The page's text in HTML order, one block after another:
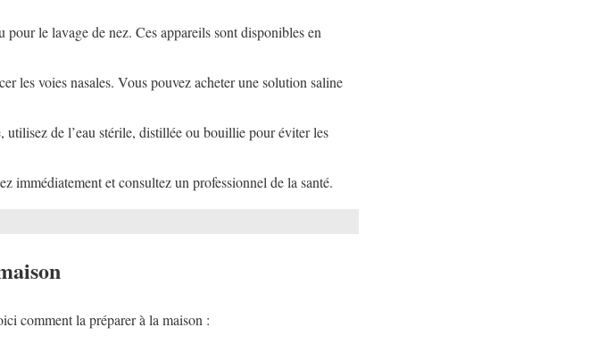
pour le lavage de nez. Ces appareils sont disponibles en
les voies nasales. Vous pouvez acheter une solution saline
de l’eau stérile, distillée ou bouillie pour éviter les
immédiatement et consultez un professionnel de la santé.
comment la préparer à la maison :